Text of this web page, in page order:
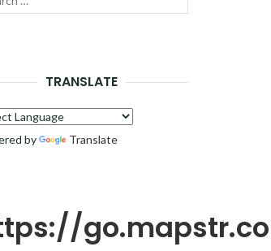
TRANSLATE
by Translate